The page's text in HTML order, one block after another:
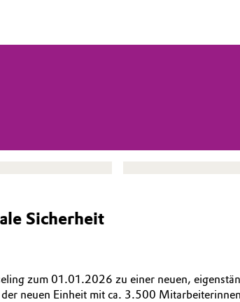
Sicherheit
zum 01.01.2026 zu einer neuen,
neuen Einheit mit ca. 3.500